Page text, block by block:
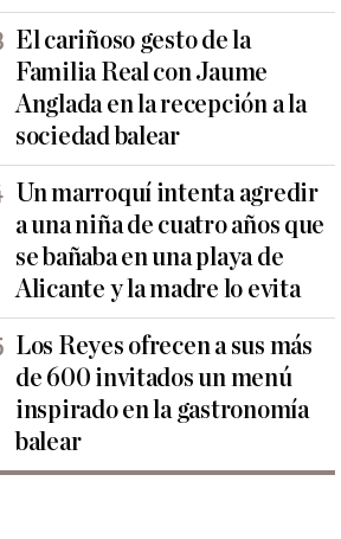
El cariñoso gesto de la
Familia Real con Jaume
Anglada en la recepción a la
sociedad balear
Un marroquí intenta agredir
a una niña de cuatro años que
se bañaba en una playa de
Alicante y la madre lo evita
Los Reyes ofrecen a sus más
de 600 invitados un menú
inspirado en la gastronomía
balear